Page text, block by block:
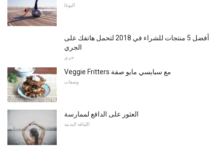
اليوغا
أفضل 5 منتجات للشراء في 2018 لتحمل هاتفك على
الجري
جري
Veggie Fritters مع سبايسي مايو صفة
وصفات
العثور على الدافع لممارسة
اللياقه البدنيه